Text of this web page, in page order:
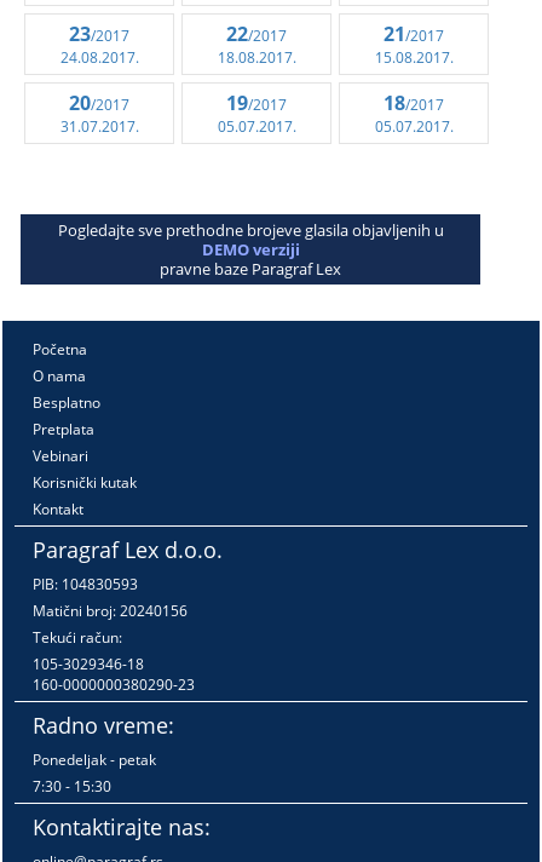
23/2017
24.08.2017.
22/2017
18.08.2017.
21/2017
15.08.2017.
20/2017
31.07.2017.
19/2017
05.07.2017.
18/2017
05.07.2017.
Pogledajte sve prethodne brojeve glasila objavljenih u
DEMO verziji
pravne baze Paragraf Lex
Početna
O nama
Besplatno
Pretplata
Vebinari
Korisnički kutak
Kontakt
Paragraf Lex d.o.o.
PIB: 104830593
Matični broj: 20240156
Tekući račun:
105-3029346-18
160-0000000380290-23
Radno vreme:
Ponedeljak - petak
7:30 - 15:30
Kontaktirajte nas: